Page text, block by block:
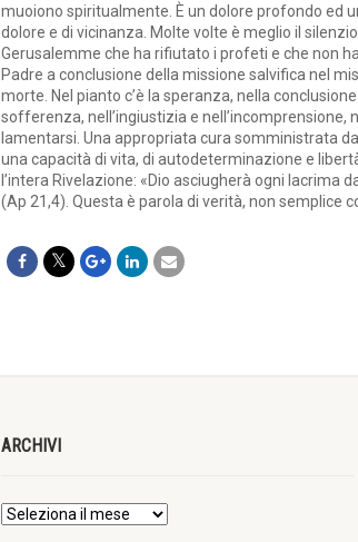
muoiono spiritualmente. È un dolore profondo ed
dolore e di vicinanza. Molte volte è meglio il
Gerusalemme che ha rifiutato i profeti e che non
Padre a conclusione della missione salvifica nel
morte. Nel pianto c’è la speranza, nella
sofferenza, nell’ingiustizia e
lamentarsi. Una appropriata cura somministrata
una capacità di vita, di autodeterminazione e
l’intera Rivelazione: «Dio asciugherà ogni
(Ap 21,4). Questa è parola di verità, non semplice
ARCHIVI